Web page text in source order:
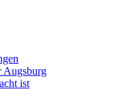
Augsburg
ist